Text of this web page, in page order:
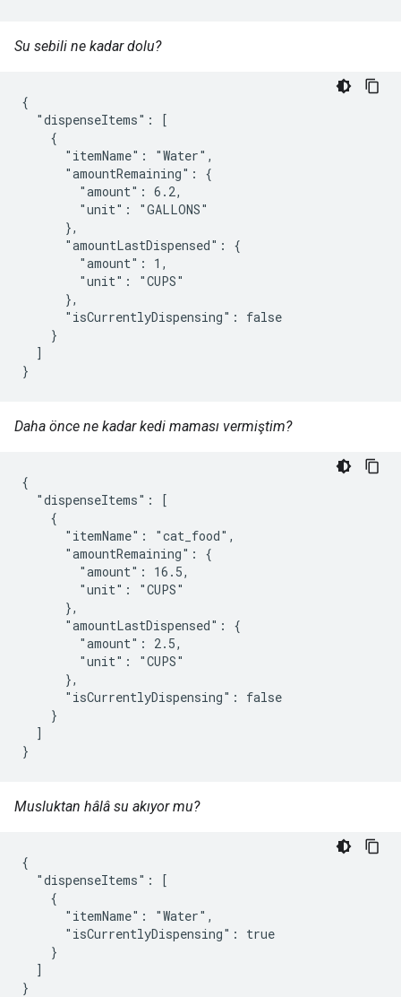
Su sebili ne kadar dolu?
{
  "dispenseItems": [
    {
      "itemName": "Water",
      "amountRemaining": {
        "amount": 6.2,
        "unit": "GALLONS"
      },
      "amountLastDispensed": {
        "amount": 1,
        "unit": "CUPS"
      },
      "isCurrentlyDispensing": false
    }
  ]
}
Daha önce ne kadar kedi maması vermiştim?
{
  "dispenseItems": [
    {
      "itemName": "cat_food",
      "amountRemaining": {
        "amount": 16.5,
        "unit": "CUPS"
      },
      "amountLastDispensed": {
        "amount": 2.5,
        "unit": "CUPS"
      },
      "isCurrentlyDispensing": false
    }
  ]
}
Musluktan hâlâ su akıyor mu?
{
  "dispenseItems": [
    {
      "itemName": "Water",
      "isCurrentlyDispensing": true
    }
  ]
}